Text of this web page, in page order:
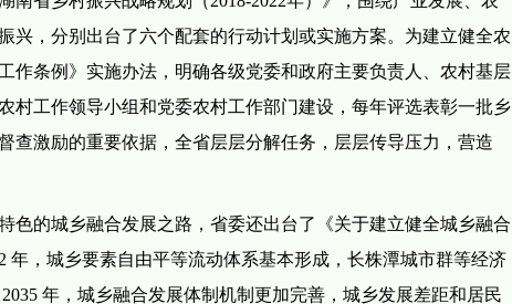
兴，分别出台了六个配套的行动计划或实施方案。为建立健全农
作条例》实施办法，明确各级党委和政府主要负责人、农村基层
村工作领导小组和党委农村工作部门建设，每年评选表彰一批乡
查激励的重要依据，全省层层分解任务，层层传导压力，营造
色的城乡融合发展之路，省委还出台了《关于建立健全城乡融合
年，城乡要素自由平等流动体系基本形成，长株潭城市群等经济
年，城乡融合发展体制机制更加完善，城乡发展差距和居民